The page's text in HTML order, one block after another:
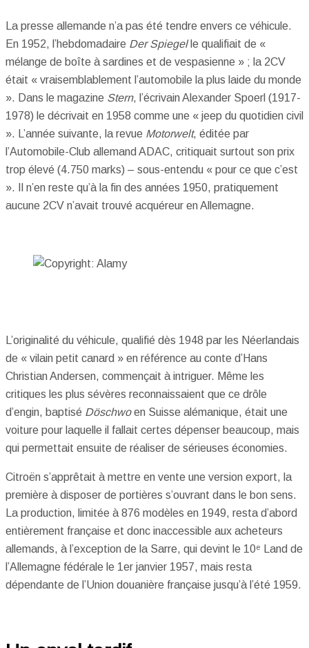
La presse allemande n’a pas été tendre envers ce véhicule.
En 1952, l’hebdomadaire Der Spiegelle qualifiait de «
mélange de boîte à sardines et de vespasienne » ; la 2CV
était « vraisemblablement l’automobile la plus laide du monde
». Dans le magazine Stern, l’écrivain Alexander Spoerl (1917-
1978) le décrivait en 1958 comme une « jeep du quotidien civil
». L’année suivante, la revue Motorwelt, éditée par
l’Automobile-Club allemand ADAC, critiquait surtout son prix
trop élevé (4.750 marks) – sous-entendu « pour ce que c’est
». Il n’en reste qu’à la fin des années 1950, pratiquement
aucune 2CV n’avait trouvé acquéreur en Allemagne.
L’originalité du véhicule, qualifié dès 1948 par les Néerlandais
de « vilain petit canard » en référence au conte d’Hans
Christian Andersen, commençait à intriguer. Même les
critiques les plus sévères reconnaissaient que ce drôle
d’engin, baptisé Döschwoen Suisse alémanique, était une
voiture pour laquelle il fallait certes dépenser beaucoup, mais
qui permettait ensuite de réaliser de sérieuses économies.
Citroën s’apprêtait à mettre en vente une version export, la
première à disposer de portières s’ouvrant dans le bon sens.
La production, limitée à 876 modèles en 1949, resta d’abord
entièrement française et donc inaccessible aux acheteurs
allemands, à l’exception de la Sarre, qui devint le 10ᵉ Land de
l’Allemagne fédérale le 1er janvier 1957, mais resta
dépendante de l’Union douanière française jusqu’à l’été 1959.